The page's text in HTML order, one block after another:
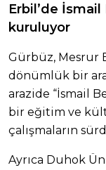
Erbil’de
kuruluyor
Gürbüz, Mesrur
dönümlük bir
arazide “İsmail
bir eğitim ve
çalışmaların
Ayrıca Duhok